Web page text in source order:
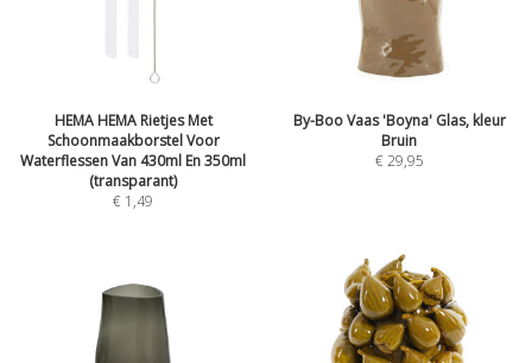
HEMA HEMA Rietjes Met
Schoonmaakborstel Voor
Waterflessen Van 430ml En 350ml
(transparant)
€ 1,49
By-Boo Vaas 'Boyna' Glas, kleur
Bruin
€29,95